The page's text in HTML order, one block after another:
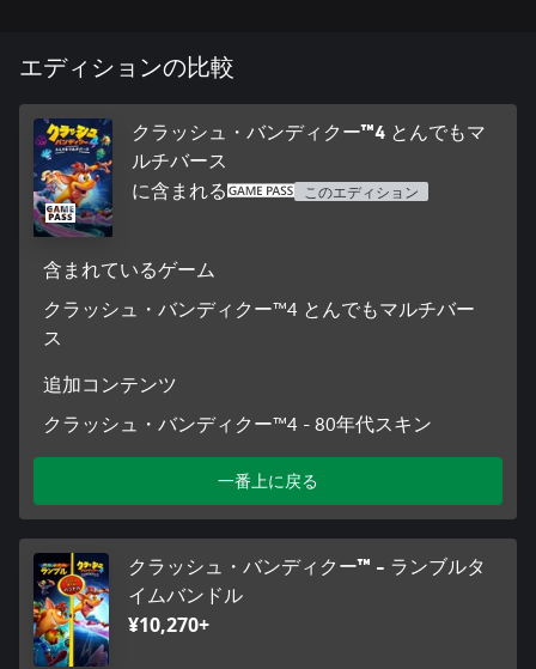
ンス&サービス利用契約、プライバシーポリシー
© 2020-2021 Activision Publishing, Inc. ACTIVISION、CRASH、
CRASH BANDICOOTは株式会社Activisionの登録商標です。その
他全ての商標や商品名はその所有者に帰属します。
エディションの比較
クラッシュ・バンディクー™4 とんでもマ
ルチバース
に含まれる このエディション
含まれているゲーム
クラッシュ・バンディクー™4 とんでもマルチバー
ス
追加コンテンツ
クラッシュ・バンディクー™4 - 80年代スキン
一番上に戻る
クラッシュ・バンディクー™ - ランブルタ
イムバンドル
¥10,270+